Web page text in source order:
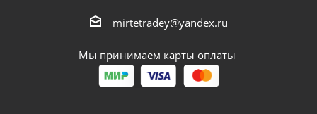
mirtetradey@yandex.ru
Мы принимаем карты оплаты